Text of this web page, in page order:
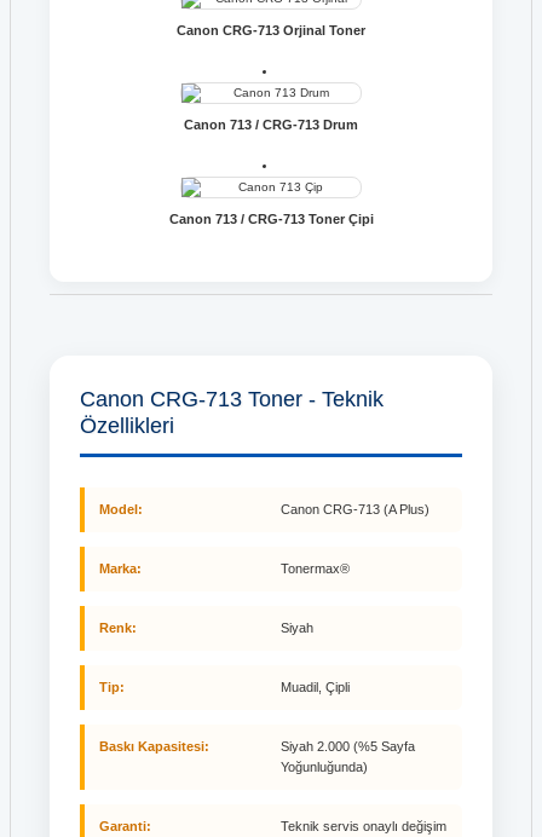
Canon CRG-713 Orjinal Toner
Canon 713 / CRG-713 Drum
Canon 713 / CRG-713 Toner Çipi
Canon CRG-713 Toner - Teknik
Özellikleri
Model: Canon CRG-713 (A Plus)
Marka: Tonermax®
Renk: Siyah
Tip: Muadil, Çipli
Baskı Kapasitesi:
Siyah 2.000 (%5 Sayfa
Yoğunluğunda)
Garanti:
Teknik servis onaylı değişim